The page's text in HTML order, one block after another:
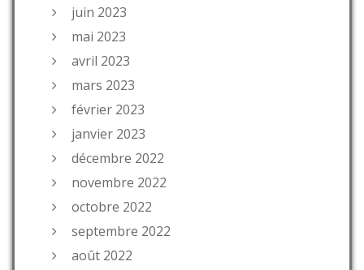
juin 2023
mai 2023
avril 2023
mars 2023
février 2023
janvier 2023
décembre 2022
novembre 2022
octobre 2022
septembre 2022
août 2022